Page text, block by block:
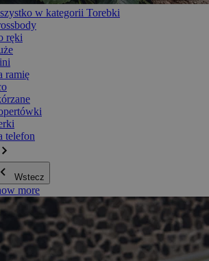
w kategorii Torebki
ręki
ramię
telefon
Wstecz
more